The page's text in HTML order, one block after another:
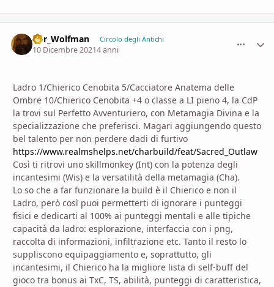
D8r_Wolfman Circolo degli Antichi
10 Dicembre 20214 anni
Ladro 1/Chierico Cenobita 5/Cacciatore Anatema delle
Ombre 10/Chierico Cenobita +4 o classe a LI pieno 4, la CdP
la trovi sul Perfetto Avventuriero, con Metamagia Divina e la
specializzazione che preferisci. Magari aggiungendo questo
bel talento per non perdere dadi di furtivo
https://www.realmshelps.net/charbuild/feat/Sacred_Outlaw
Così ti ritrovi uno skillmonkey (Int) con la potenza degli
incantesimi (Wis) e la versatilità della metamagia (Cha).
Lo so che a far funzionare la build è il Chierico e non il
Ladro, però così puoi permetterti di ignorare i punteggi
fisici e dedicarti al 100% ai punteggi mentali e alle tipiche
capacità da ladro: esplorazione, interfaccia con i png,
raccolta di informazioni, infiltrazione etc. Tanto il resto lo
suppliscono equipaggiamento e, soprattutto, gli
incantesimi, il Chierico ha la migliore lista di self-buff del
gioco tra bonus ai TxC, TS, abilità, punteggi di caratteristica,